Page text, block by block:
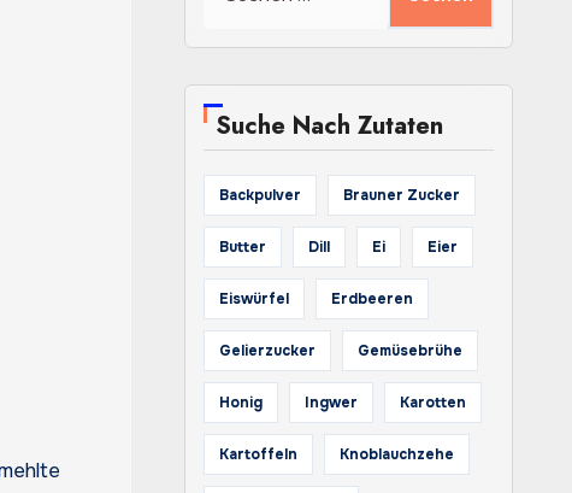
Suche Nach Zutaten
Backpulver Brauner Zucker
Butter Dill Ei Eier
Eiswürfel Erdbeeren
Gelierzucker Gemüsebrühe
Honig Ingwer Karotten
Kartoffeln Knoblauchzehe